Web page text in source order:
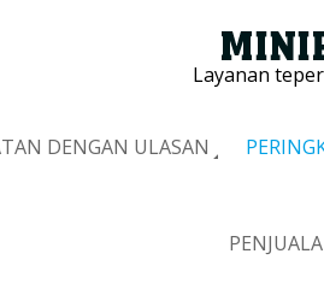
Layanan
DENGAN ULASAN